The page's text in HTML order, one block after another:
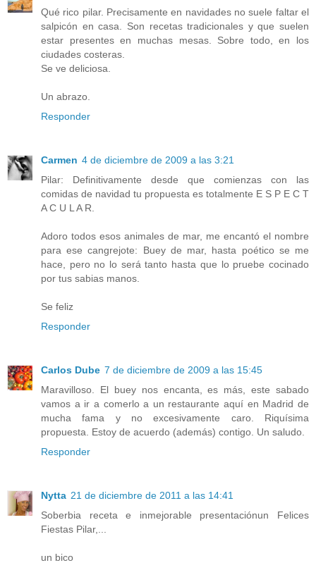
Qué rico pilar. Precisamente en navidades no suele faltar el
salpicón en casa. Son recetas tradicionales y que suelen
estar presentes en muchas mesas. Sobre todo, en los
ciudades costeras.
Se ve deliciosa.
Un abrazo.
Responder
Carmen 4 de diciembre de 2009 a las 3:21
Pilar: Definitivamente desde que comienzas con las
comidas de navidad tu propuesta es totalmente E S P E C T
A C U L A R.
Adoro todos esos animales de mar, me encantó el nombre
para ese cangrejote: Buey de mar, hasta poético se me
hace, pero no lo será tanto hasta que lo pruebe cocinado
por tus sabias manos.
Se feliz
Responder
Carlos Dube 7 de diciembre de 2009 a las 15:45
Maravilloso. El buey nos encanta, es más, este sabado
vamos a ir a comerlo a un restaurante aquí en Madrid de
mucha fama y no excesivamente caro. Riquísima
propuesta. Estoy de acuerdo (además) contigo. Un saludo.
Responder
Nytta 21 de diciembre de 2011 a las 14:41
Soberbia receta e inmejorable presentaciónun Felices
Fiestas Pilar,...
un bico